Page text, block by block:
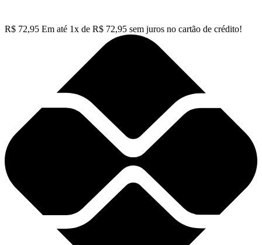
R$ 72,95 Em até 1x de R$ 72,95 sem juros no cartão de crédito!